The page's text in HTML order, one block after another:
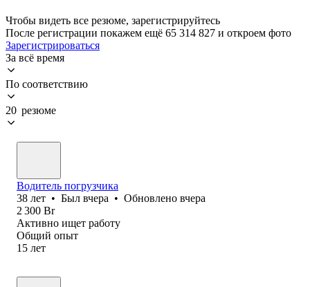
Чтобы видеть все резюме, зарегистрируйтесь
После регистрации покажем ещё 65 314 827 и откроем фото
Зарегистрироваться
За всё время
По соответствию
20 резюме
Водитель погрузчика
38 лет • Был вчера • Обновлено вчера
2 300 Br
Активно ищет работу
Общий опыт
15 лет